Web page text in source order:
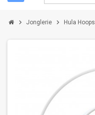
chevron_right Jonglerie chevron_right Hula Hoops